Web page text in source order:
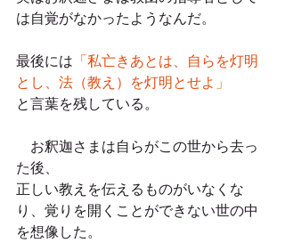
は自覚がなかったようなんだ。
最後には 「私亡きあとは、自らを灯明
とし、法（教え）を灯明とせよ」
と言葉を残している。
お釈迦さまは自らがこの世から去っ
た後、
正しい教えを伝えるものがいなくな
り、覚りを開くことができない世の中
を想像した。